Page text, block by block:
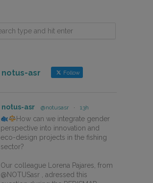
notus-asr Follow
notus-asr @notusasr · 13h
How can we integrate gender
perspective into innovation and
eco-design projects in the fishing
sector?
Our colleague Lorena Pajares, from
@NOTUSasr , adressed this